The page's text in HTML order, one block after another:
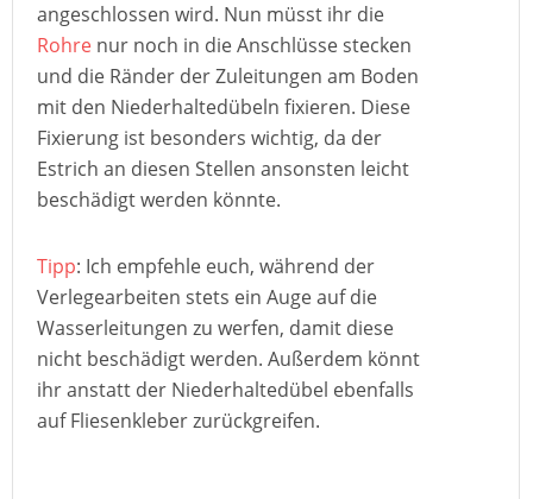
angeschlossen wird. Nun müsst ihr die
Rohre nur noch in die Anschlüsse stecken
und die Ränder der Zuleitungen am Boden
mit den Niederhaltedübeln fixieren. Diese
Fixierung ist besonders wichtig, da der
Estrich an diesen Stellen ansonsten leicht
beschädigt werden könnte.
Tipp: Ich empfehle euch, während der
Verlegearbeiten stets ein Auge auf die
Wasserleitungen zu werfen, damit diese
nicht beschädigt werden. Außerdem könnt
ihr anstatt der Niederhaltedübel ebenfalls
auf Fliesenkleber zurückgreifen.